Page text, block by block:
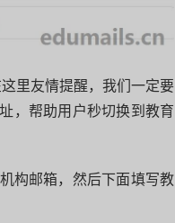
里友情提醒，我们一定要
，帮助用户秒切换到教育
构邮箱，然后下面填写教